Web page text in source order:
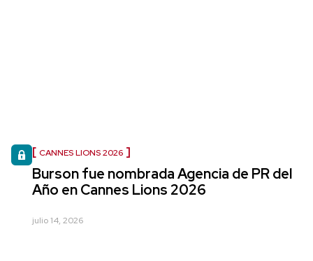
CANNES LIONS 2026
Burson fue nombrada Agencia de PR del
Año en Cannes Lions 2026
julio 14, 2026